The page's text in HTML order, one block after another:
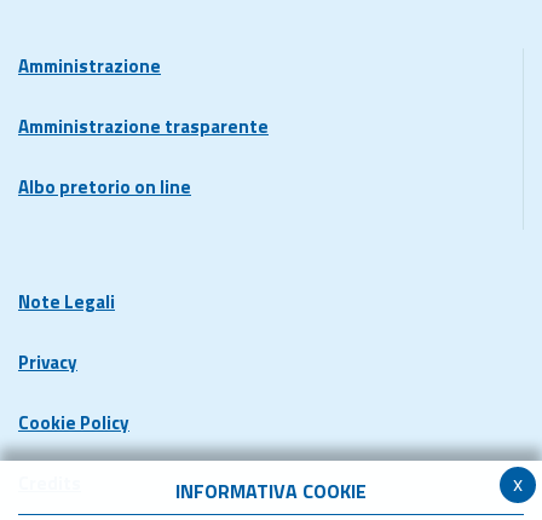
x
INFORMATIVA COOKIE
Amministrazione
Amministrazione trasparente
Albo pretorio on line
Note Legali
Privacy
Cookie Policy